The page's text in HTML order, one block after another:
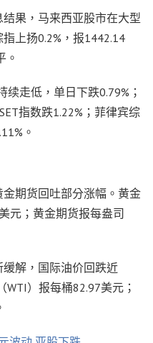
果，马来西亚股市在大型
上扬0.2%，报1442.14
。
走低，单日下跌0.79%；
指数跌1.22%；菲律宾综
。
期货回吐部分涨幅。黄金
元；黄金期货报每盎司
解，国际油价回跌近
）报每桶82.97美元；